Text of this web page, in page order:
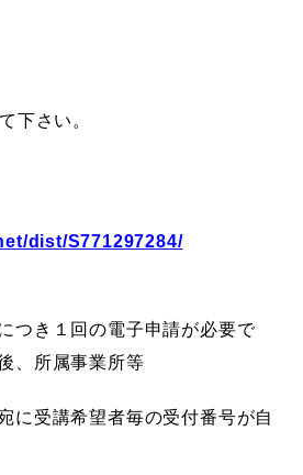
下さい。
dist/S771297284/
き１回の電子申請が必要で
、所属事業所等
受講希望者毎の受付番号が自